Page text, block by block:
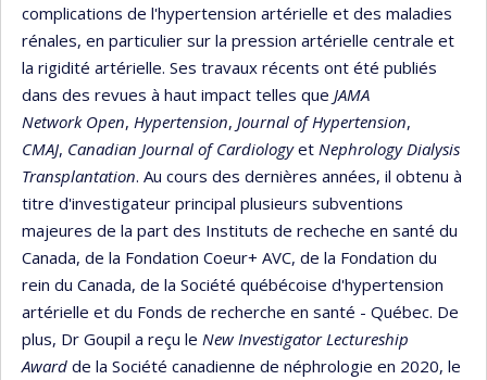
complications de l'hypertension artérielle et des maladies
rénales, en particulier sur la pression artérielle centrale et
la rigidité artérielle. Ses travaux récents ont été publiés
dans des revues à haut impact telles que JAMA
Network Open, Hypertension, Journal of Hypertension,
CMAJ, Canadian Journal of Cardiologyet Nephrology Dialysis
Transplantation. Au cours des dernières années, il obtenu à
titre d'investigateur principal plusieurs subventions
majeures de la part des Instituts de recheche en santé du
Canada, de la Fondation Coeur+ AVC, de la Fondation du
rein du Canada, de la Société québécoise d'hypertension
artérielle et du Fonds de recherche en santé - Québec. De
plus, Dr Goupil a reçu le New Investigator Lectureship
Award de la Société canadienne de néphrologie en 2020, le